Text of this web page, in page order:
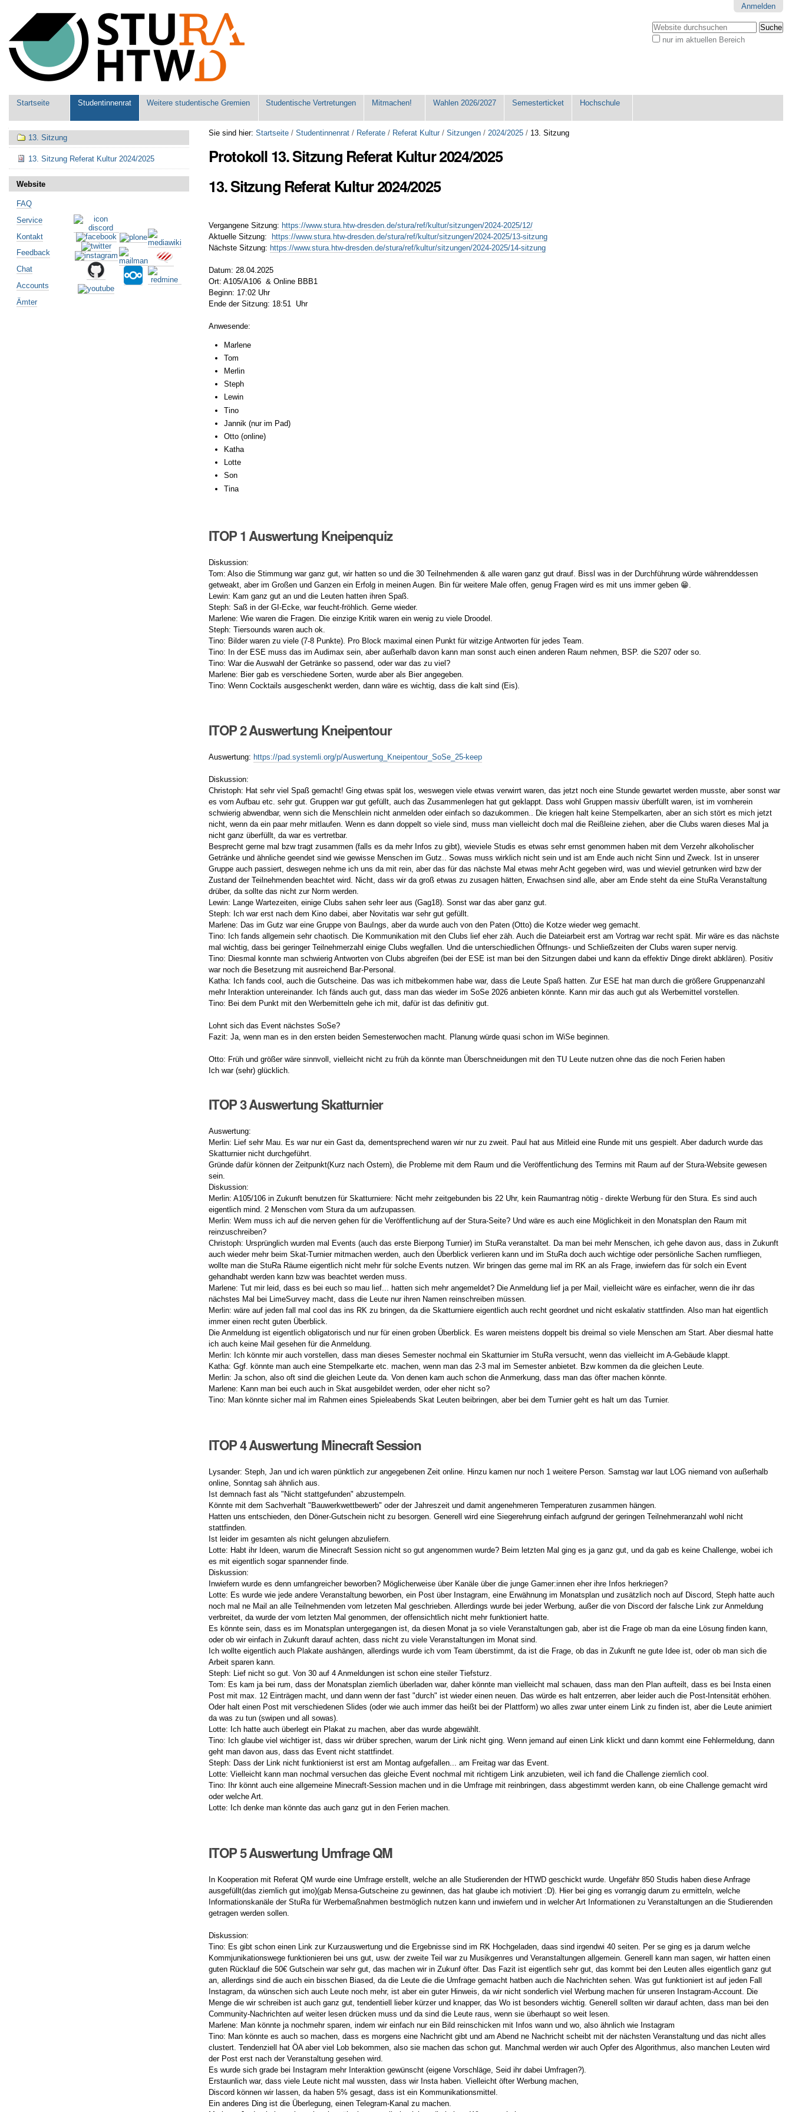
Werkzeuge
Anmelden
Website durchsuchen
nur im aktuellen Bereich
Sektionen
Startseite Studentinnenrat Weitere studentische Gremien Studentische Vertretungen Mitmachen! Wahlen 2026/2027 Semesterticket Hochschule
Sie sind hier: Startseite /Studentinnenrat / Referate / Referat Kultur /Sitzungen /2024/2025 / 13. Sitzung
Protokoll 13. Sitzung Referat Kultur 2024/2025
13. Sitzung Referat Kultur 2024/2025
Vergangene Sitzung: https://www.stura.htw-dresden.de/stura/ref/kultur/sitzungen/2024-2025/12/
Aktuelle Sitzung:
https://www.stura.htw-dresden.de/stura/ref/kultur/sitzungen/2024-2025/13-sitzung
Nächste Sitzung: https://www.stura.htw-dresden.de/stura/ref/kultur/sitzungen/2024-2025/14-sitzung
Datum: 28.04.2025
Ort: A105/A106 & Online BBB1
Beginn: 17:02 Uhr
Ende der Sitzung: 18:51 Uhr
Anwesende:
Marlene
Tom
Merlin
Steph
Lewin
Tino
Jannik (nur im Pad)
Otto (online)
Katha
Lotte
Son
Tina
ITOP 1 Auswertung Kneipenquiz
Diskussion:
Tom: Also die Stimmung war ganz gut, wir hatten so und die 30 Teilnehmenden & alle waren ganz gut drauf. Bissl was in der Durchführung würde währenddessen
getweakt, aber im Großen und Ganzen ein Erfolg in meinen Augen. Bin für weitere Male offen, genug Fragen wird es mit uns immer geben 😁.
Lewin: Kam ganz gut an und die Leuten hatten ihren Spaß.
Steph: Saß in der GI-Ecke, war feucht-fröhlich. Gerne wieder.
Marlene: Wie waren die Fragen. Die einzige Kritik waren ein wenig zu viele Droodel.
Steph: Tiersounds waren auch ok.
Tino: Bilder waren zu viele (7-8 Punkte). Pro Block maximal einen Punkt für witzige Antworten für jedes Team.
Tino: In der ESE muss das im Audimax sein, aber außerhalb davon kann man sonst auch einen anderen Raum nehmen, BSP. die S207 oder so.
Tino: War die Auswahl der Getränke so passend, oder war das zu viel?
Marlene: Bier gab es verschiedene Sorten, wurde aber als Bier angegeben.
Tino: Wenn Cocktails ausgeschenkt werden, dann wäre es wichtig, dass die kalt sind (Eis).
ITOP 2 Auswertung Kneipentour
Auswertung: https://pad.systemli.org/p/Auswertung_Kneipentour_SoSe_25-keep
Diskussion:
Christoph: Hat sehr viel Spaß gemacht! Ging etwas spät los, weswegen viele etwas verwirrt waren, das jetzt noch eine Stunde gewartet werden musste, aber sonst war
es vom Aufbau etc. sehr gut. Gruppen war gut gefüllt, auch das Zusammenlegen hat gut geklappt. Dass wohl Gruppen massiv überfüllt waren, ist im vornherein
schwierig abwendbar, wenn sich die Menschlein nicht anmelden oder einfach so dazukommen.. Die kriegen halt keine Stempelkarten, aber an sich stört es mich jetzt
nicht, wenn da ein paar mehr mitlaufen. Wenn es dann doppelt so viele sind, muss man vielleicht doch mal die Reißleine ziehen, aber die Clubs waren dieses Mal ja
nicht ganz überfüllt, da war es vertretbar.
Besprecht gerne mal bzw tragt zusammen (falls es da mehr Infos zu gibt), wieviele Studis es etwas sehr ernst genommen haben mit dem Verzehr alkoholischer
Getränke und ähnliche geendet sind wie gewisse Menschen im Gutz.. Sowas muss wirklich nicht sein und ist am Ende auch nicht Sinn und Zweck. Ist in unserer
Gruppe auch passiert, deswegen nehme ich uns da mit rein, aber das für das nächste Mal etwas mehr Acht gegeben wird, was und wieviel getrunken wird bzw der
Zustand der Teilnehmenden beachtet wird. Nicht, dass wir da groß etwas zu zusagen hätten, Erwachsen sind alle, aber am Ende steht da eine StuRa Veranstaltung
drüber, da sollte das nicht zur Norm werden.
Lewin: Lange Wartezeiten, einige Clubs sahen sehr leer aus (Gag18). Sonst war das aber ganz gut.
Steph: Ich war erst nach dem Kino dabei, aber Novitatis war sehr gut gefüllt.
Marlene: Das im Gutz war eine Gruppe von BauIngs, aber da wurde auch von den Paten (Otto) die Kotze wieder weg gemacht.
Tino: Ich fands allgemein sehr chaotisch. Die Kommunikation mit den Clubs lief eher zäh. Auch die Dateiarbeit erst am Vortrag war recht spät. Mir wäre es das nächste
mal wichtig, dass bei geringer Teilnehmerzahl einige Clubs wegfallen. Und die unterschiedlichen Öffnungs- und Schließzeiten der Clubs waren super nervig.
Tino: Diesmal konnte man schwierig Antworten von Clubs abgreifen (bei der ESE ist man bei den Sitzungen dabei und kann da effektiv Dinge direkt abklären). Positiv
war noch die Besetzung mit ausreichend Bar-Personal.
Katha: Ich fands cool, auch die Gutscheine. Das was ich mitbekommen habe war, dass die Leute Spaß hatten. Zur ESE hat man durch die größere Gruppenanzahl
mehr Interaktion untereinander. Ich fänds auch gut, dass man das wieder im SoSe 2026 anbieten könnte. Kann mir das auch gut als Werbemittel vorstellen.
Tino: Bei dem Punkt mit den Werbemitteln gehe ich mit, dafür ist das definitiv gut.
Lohnt sich das Event nächstes SoSe?
Fazit: Ja, wenn man es in den ersten beiden Semesterwochen macht. Planung würde quasi schon im WiSe beginnen.
Otto: Früh und größer wäre sinnvoll, vielleicht nicht zu früh da könnte man Überschneidungen mit den TU Leute nutzen ohne das die noch Ferien haben
Ich war (sehr) glücklich.
ITOP 3 Auswertung Skatturnier
Auswertung:
Merlin: Lief sehr Mau. Es war nur ein Gast da, dementsprechend waren wir nur zu zweit. Paul hat aus Mitleid eine Runde mit uns gespielt. Aber dadurch wurde das
Skatturnier nicht durchgeführt.
Gründe dafür können der Zeitpunkt(Kurz nach Ostern), die Probleme mit dem Raum und die Veröffentlichung des Termins mit Raum auf der Stura-Website gewesen
sein.
Diskussion:
Merlin: A105/106 in Zukunft benutzen für Skatturniere: Nicht mehr zeitgebunden bis 22 Uhr, kein Raumantrag nötig - direkte Werbung für den Stura. Es sind auch
eigentlich mind. 2 Menschen vom Stura da um aufzupassen.
Merlin: Wem muss ich auf die nerven gehen für die Veröffentlichung auf der Stura-Seite? Und wäre es auch eine Möglichkeit in den Monatsplan den Raum mit
reinzuschreiben?
Christoph: Ursprünglich wurden mal Events (auch das erste Bierpong Turnier) im StuRa veranstaltet. Da man bei mehr Menschen, ich gehe davon aus, dass in Zukunft
auch wieder mehr beim Skat-Turnier mitmachen werden, auch den Überblick verlieren kann und im StuRa doch auch wichtige oder persönliche Sachen rumfliegen,
wollte man die StuRa Räume eigentlich nicht mehr für solche Events nutzen. Wir bringen das gerne mal im RK an als Frage, inwiefern das für solch ein Event
gehandhabt werden kann bzw was beachtet werden muss.
Marlene: Tut mir leid, dass es bei euch so mau lief... hatten sich mehr angemeldet? Die Anmeldung lief ja per Mail, vielleicht wäre es einfacher, wenn die ihr das
nächstes Mal bei LimeSurvey macht, dass die Leute nur ihren Namen reinschreiben müssen.
Merlin: wäre auf jeden fall mal cool das ins RK zu bringen, da die Skatturniere eigentlich auch recht geordnet und nicht eskalativ stattfinden. Also man hat eigentlich
immer einen recht guten Überblick.
Die Anmeldung ist eigentlich obligatorisch und nur für einen groben Überblick. Es waren meistens doppelt bis dreimal so viele Menschen am Start. Aber diesmal hatte
ich auch keine Mail gesehen für die Anmeldung.
Merlin: Ich könnte mir auch vorstellen, dass man dieses Semester nochmal ein Skatturnier im StuRa versucht, wenn das vielleicht im A-Gebäude klappt.
Katha: Ggf. könnte man auch eine Stempelkarte etc. machen, wenn man das 2-3 mal im Semester anbietet. Bzw kommen da die gleichen Leute.
Merlin: Ja schon, also oft sind die gleichen Leute da. Von denen kam auch schon die Anmerkung, dass man das öfter machen könnte.
Marlene: Kann man bei euch auch in Skat ausgebildet werden, oder eher nicht so?
Tino: Man könnte sicher mal im Rahmen eines Spieleabends Skat Leuten beibringen, aber bei dem Turnier geht es halt um das Turnier.
ITOP 4 Auswertung Minecraft Session
Lysander: Steph, Jan und ich waren pünktlich zur angegebenen Zeit online. Hinzu kamen nur noch 1 weitere Person. Samstag war laut LOG niemand von außerhalb
online, Sonntag sah ähnlich aus.
Ist demnach fast als "Nicht stattgefunden" abzustempeln.
Könnte mit dem Sachverhalt "Bauwerkwettbewerb" oder der Jahreszeit und damit angenehmeren Temperaturen zusammen hängen.
Hatten uns entschieden, den Döner-Gutschein nicht zu besorgen. Generell wird eine Siegerehrung einfach aufgrund der geringen Teilnehmeranzahl wohl nicht
stattfinden.
Ist leider im gesamten als nicht gelungen abzuliefern.
Lotte: Habt ihr Ideen, warum die Minecraft Session nicht so gut angenommen wurde? Beim letzten Mal ging es ja ganz gut, und da gab es keine Challenge, wobei ich
es mit eigentlich sogar spannender finde.
Diskussion:
Inwiefern wurde es denn umfangreicher beworben? Möglicherweise über Kanäle über die junge Gamer:innen eher ihre Infos herkriegen?
Lotte: Es wurde wie jede andere Veranstaltung beworben, ein Post über Instagram, eine Erwähnung im Monatsplan und zusätzlich noch auf Discord, Steph hatte auch
noch mal ne Mail an alle Teilnehmenden vom letzeten Mal geschrieben. Allerdings wurde bei jeder Werbung, außer die von Discord der falsche Link zur Anmeldung
verbreitet, da wurde der vom letzten Mal genommen, der offensichtlich nicht mehr funktioniert hatte.
Es könnte sein, dass es im Monatsplan untergegangen ist, da diesen Monat ja so viele Veranstaltungen gab, aber ist die Frage ob man da eine Lösung finden kann,
oder ob wir einfach in Zukunft darauf achten, dass nicht zu viele Veranstaltungen im Monat sind.
Ich wollte eigentlich auch Plakate aushängen, allerdings wurde ich vom Team überstimmt, da ist die Frage, ob das in Zukunft ne gute Idee ist, oder ob man sich die
Arbeit sparen kann.
Steph: Lief nicht so gut. Von 30 auf 4 Anmeldungen ist schon eine steiler Tiefsturz.
Tom: Es kam ja bei rum, dass der Monatsplan ziemlich überladen war, daher könnte man vielleicht mal schauen, dass man den Plan aufteilt, dass es bei Insta einen
Post mit max. 12 Einträgen macht, und dann wenn der fast "durch" ist wieder einen neuen. Das würde es halt entzerren, aber leider auch die Post-Intensität erhöhen.
Oder halt einen Post mit verschiedenen Slides (oder wie auch immer das heißt bei der Plattform) wo alles zwar unter einem Link zu finden ist, aber die Leute animiert
da was zu tun (swipen und all sowas).
Lotte: Ich hatte auch überlegt ein Plakat zu machen, aber das wurde abgewählt.
Tino: Ich glaube viel wichtiger ist, dass wir drüber sprechen, warum der Link nicht ging. Wenn jemand auf einen Link klickt und dann kommt eine Fehlermeldung, dann
geht man davon aus, dass das Event nicht stattfindet.
Steph: Dass der Link nicht funktionierst ist erst am Montag aufgefallen... am Freitag war das Event.
Lotte: Vielleicht kann man nochmal versuchen das gleiche Event nochmal mit richtigem Link anzubieten, weil ich fand die Challenge ziemlich cool.
Tino: Ihr könnt auch eine allgemeine Minecraft-Session machen und in die Umfrage mit reinbringen, dass abgestimmt werden kann, ob eine Challenge gemacht wird
oder welche Art.
Lotte: Ich denke man könnte das auch ganz gut in den Ferien machen.
ITOP 5 Auswertung Umfrage QM
In Kooperation mit Referat QM wurde eine Umfrage erstellt, welche an alle Studierenden der HTWD geschickt wurde. Ungefähr 850 Studis haben diese Anfrage
ausgefüllt(das ziemlich gut imo)(gab Mensa-Gutscheine zu gewinnen, das hat glaube ich motiviert :D). Hier bei ging es vorrangig darum zu ermitteln, welche
Informationskanäle der StuRa für Werbemaßnahmen bestmöglich nutzen kann und inwiefern und in welcher Art Informationen zu Veranstaltungen an die Studierenden
getragen werden sollen.
Diskussion:
Tino: Es gibt schon einen Link zur Kurzauswertung und die Ergebnisse sind im RK Hochgeladen, daas sind irgendwi 40 seiten. Per se ging es ja darum welche
Kommjunikationswege funktionieren bei uns gut, usw. der zweite Teil war zu Musikgenres und Veranstaltungen allgemein. Generell kann man sagen, wir hatten einen
guten Rücklauf die 50€ Gutschein war sehr gut, das machen wir in Zukunf öfter. Das Fazit ist eigentlich sehr gut, das kommt bei den Leuten alles eigentlich ganz gut
an, allerdings sind die auch ein bisschen Biased, da die Leute die die Umfrage gemacht hatben auch die Nachrichten sehen. Was gut funktioniert ist auf jeden Fall
Instagram, da wünschen sich auch Leute noch mehr, ist aber ein guter Hinweis, da wir nicht sonderlich viel Werbung machen für unseren Instagram-Account. Die
Menge die wir schreiben ist auch ganz gut, tendentiell lieber kürzer und knapper, das Wo ist besonders wichtig. Generell sollten wir darauf achten, dass man bei den
Community-Nachrichten auf weiter lesen drücken muss und da sind die Leute raus, wenn sie überhaupt so weit lesen.
Marlene: Man könnte ja nochmehr sparen, indem wir einfach nur ein Bild reinschicken mit Infos wann und wo, also ähnlich wie Instagram
Tino: Man könnte es auch so machen, dass es morgens eine Nachricht gibt und am Abend ne Nachricht scheibt mit der nächsten Veranstaltung und das nicht alles
clustert. Tendenziell hat ÖA aber viel Lob bekommen, also sie machen das schon gut. Manchmal werden wir auch Opfer des Algorithmus, also manchen Leuten wird
der Post erst nach der Veranstaltung gesehen wird.
Es wurde sich grade bei Instagram mehr Interaktion gewünscht (eigene Vorschläge, Seid ihr dabei Umfragen?).
Erstaunlich war, dass viele Leute nicht mal wussten, dass wir Insta haben. Vielleicht öfter Werbung machen,
Discord können wir lassen, da haben 5% gesagt, dass ist ein Kommunikationsmittel.
Ein anderes Ding ist die Überlegung, einen Telegram-Kanal zu machen.
Navigation
13. Sitzung
13. Sitzung Referat Kultur 2024/2025
Website
FAQ
Service
Kontakt
Feedback
Chat
Accounts
Ämter